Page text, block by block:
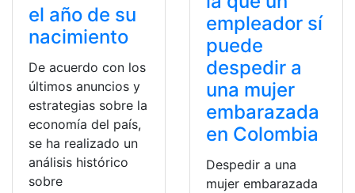
el año de su
nacimiento
De acuerdo con los
últimos anuncios y
estrategias sobre la
economía del país,
se ha realizado un
análisis histórico
sobre
empleador sí
puede
despedir a
una mujer
embarazada
en Colombia
Despedir a una
mujer embarazada